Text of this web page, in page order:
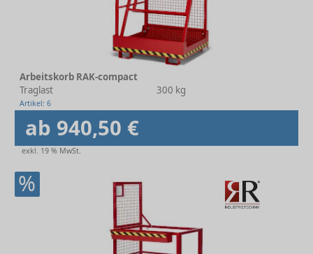
Arbeitskorb RAK-compact
Traglast
300 kg
Artikel: 6
ab 940,50 €
exkl. 19 % MwSt.
%